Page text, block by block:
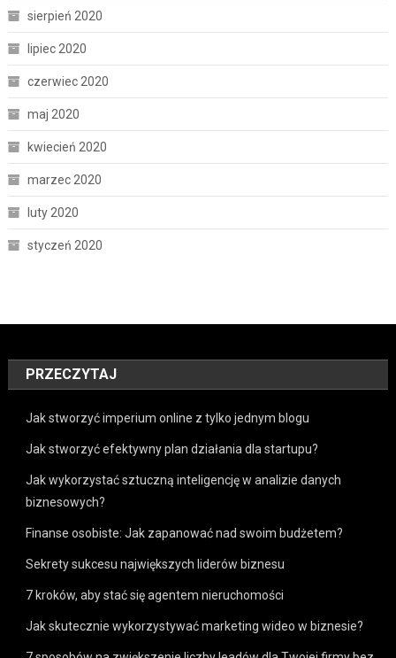
sierpień 2020
lipiec 2020
czerwiec 2020
maj 2020
kwiecień 2020
marzec 2020
luty 2020
styczeń 2020
PRZECZYTAJ
Jak stworzyć imperium online z tylko jednym blogu
Jak stworzyć efektywny plan działania dla startupu?
Jak wykorzystać sztuczną inteligencję w analizie danych
biznesowych?
Finanse osobiste: Jak zapanować nad swoim budżetem?
Sekrety sukcesu największych liderów biznesu
7 kroków, aby stać się agentem nieruchomości
Jak skutecznie wykorzystywać marketing wideo w biznesie?